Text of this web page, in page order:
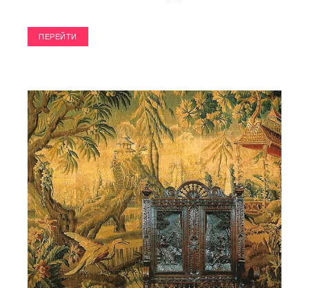
ПЕРЕЙТИ